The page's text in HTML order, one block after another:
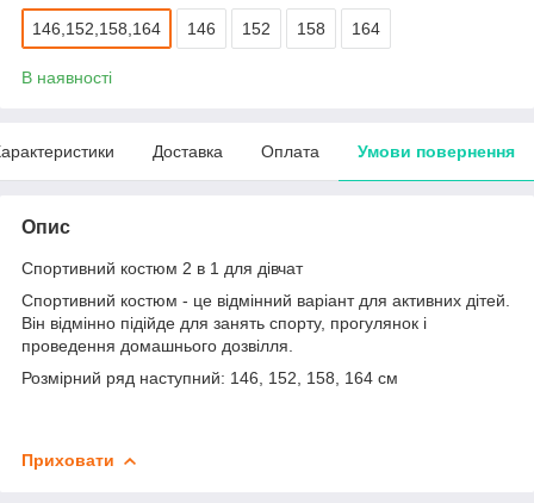
146,152,158,164 146 152 158 164
В наявності
Доставка Оплата Умови повернення
Опис
Спортивний костюм 2 в 1 для дівчат
Спортивний костюм - це відмінний варіант для активних дітей.
Він відмінно підійде для занять спорту, прогулянок і
проведення домашнього дозвілля.
Розмірний ряд наступний: 146, 152, 158, 164 см
Приховати